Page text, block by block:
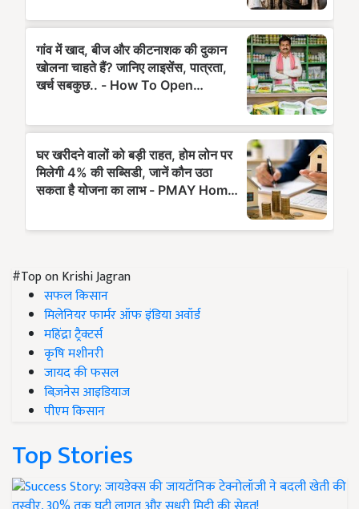
#Top on Krishi Jagran
सफल किसान
मिलेनियर फार्मर ऑफ इंडिया अवॉर्ड
महिंद्रा ट्रैक्टर्स
कृषि मशीनरी
जायद की फसल
बिज़नेस आइडियाज
पीएम किसान
Top Stories